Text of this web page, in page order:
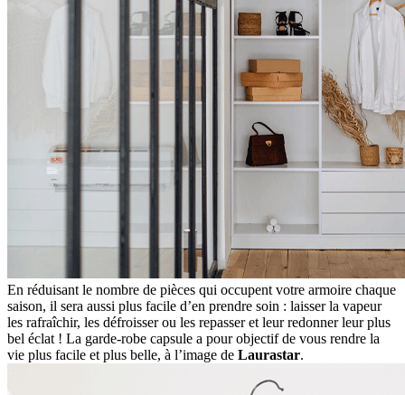
En réduisant le nombre de pièces qui occupent votre armoire chaque
saison, il sera aussi plus facile d’en prendre soin : laisser la vapeur
les rafraîchir, les défroisser ou les repasser et leur redonner leur plus
bel éclat ! La garde-robe capsule a pour objectif de vous rendre la
vie plus facile et plus belle, à l’image de Laurastar.